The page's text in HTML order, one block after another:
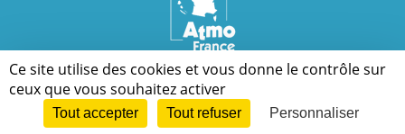
Membre de la Fédération des Associations Agréées de Surveillance de la Qualité
de l'Air
Pied Mentions légales Plan du site
Contact
Ce site utilise des cookies et vous donne le contrôle sur
ceux que vous souhaitez activer
Tout accepter Tout refuser Personnaliser